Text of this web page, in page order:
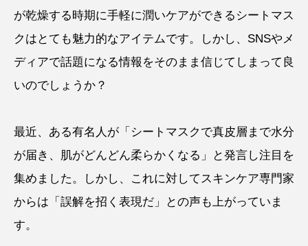
が乾燥する時期に手軽に潤いケアができるシートマス
クはとても魅力的なアイテムです。しかし、SNSやメ
ディアで話題になる情報をそのまま信じてしまって良
いのでしょうか？
最近、ある有名人が「シートマスクで真皮層まで水分
が届き、肌がどんどん柔らかくなる」と発言し注目を
集めました。しかし、これに対してスキンケア専門家
からは「誤解を招く表現だ」との声も上がっていま
す。